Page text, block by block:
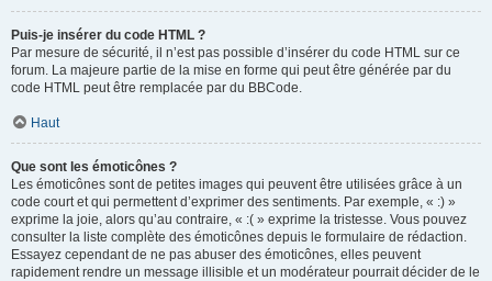
Puis-je insérer du code HTML ?
Par mesure de sécurité, il n’est pas possible d’insérer du code HTML sur ce
forum. La majeure partie de la mise en forme qui peut être générée par du
code HTML peut être remplacée par du BBCode.
Haut
Que sont les émoticônes ?
Les émoticônes sont de petites images qui peuvent être utilisées grâce à un
code court et qui permettent d’exprimer des sentiments. Par exemple, « :) »
exprime la joie, alors qu’au contraire, « :( » exprime la tristesse. Vous pouvez
consulter la liste complète des émoticônes depuis le formulaire de rédaction.
Essayez cependant de ne pas abuser des émoticônes, elles peuvent
rapidement rendre un message illisible et un modérateur pourrait décider de le